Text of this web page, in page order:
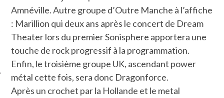
SOCIAUX
Amnéville. Autre groupe d’Outre Manche à l’affiche
: Marillion qui deux ans après le concert de Dream
Theater lors du premier Sonisphere apportera une
touche de rock progressif à la programmation.
Enfin, le troisième groupe UK, ascendant power
métal cette fois, sera donc Dragonforce.
Après un crochet par la Hollande et le metal